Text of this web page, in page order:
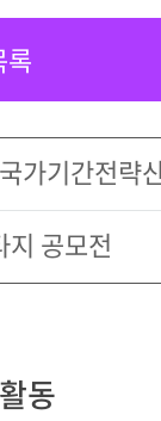
록
지 공모전
동